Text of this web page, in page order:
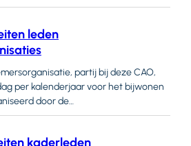
werknemersorganisatie als bedoeld
de werknemer op wie het in
leden
partij bij deze CAO,
per kalenderjaar voor het bijwonen
door de
in kwestie indien deelneming aan
kaderleden